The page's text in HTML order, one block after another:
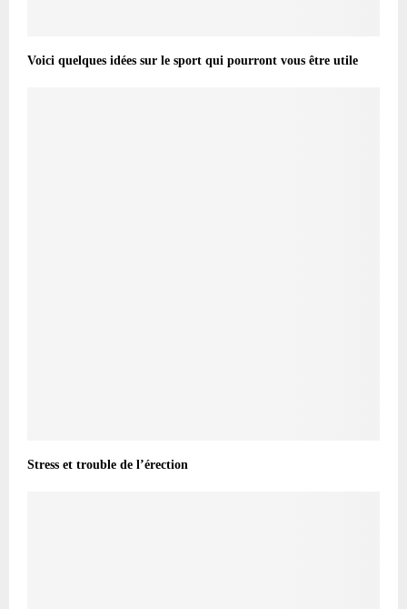
Voici quelques idées sur le sport qui pourront vous être utile
Stress et trouble de l’érection